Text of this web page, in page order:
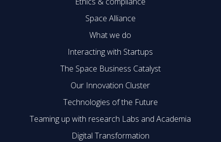
Space Alliance
What we do
Interacting with Startups
The Space Business Catalyst
Our Innovation Cluster
Technologies of the Future
Teaming up with research Labs and Academia
Digital Transformation